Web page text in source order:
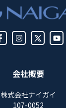
会社概要
株式会社ナイガイ
107-0052